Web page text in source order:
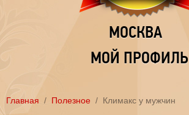
МОСКВА
МОЙ ПРОФИЛЬ
Главная Полезное Климакс у мужчин